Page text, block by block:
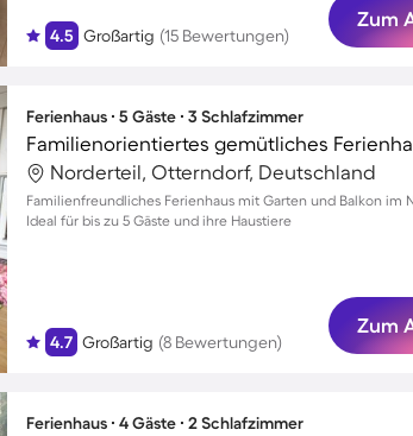
4.5 Großartig (15 Bewertungen)
Zum
Ferienhaus ∙ 5 Gäste ∙ 3 Schlafzimmer
Norderteil, Otterndorf, Deutschland
Familienfreundliches Ferienhaus mit Garten und Balkon im
Ideal für bis zu 5 Gäste und ihre Haustiere
4.7 Großartig (8 Bewertungen)
Zum
Ferienhaus ∙ 4 Gäste ∙ 2 Schlafzimmer